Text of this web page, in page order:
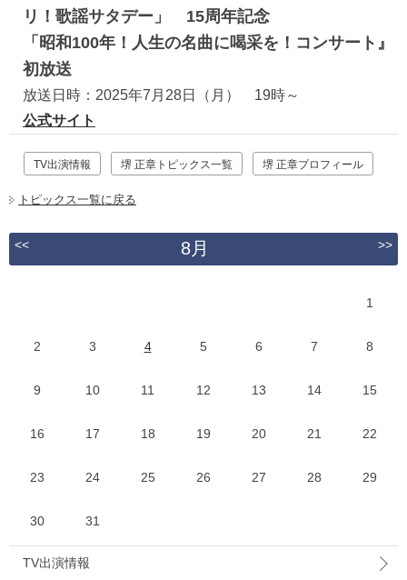
リ！歌謡サタデー」 15周年記念
「昭和100年！人生の名曲に喝采を！コンサート』
初放送
放送日時：2025年7月28日（月） 19時～
公式サイト
TV出演情報 堺 正章トピックス一覧 堺 正章プロフィール
トピックス一覧に戻る
<< 8月 >>
1
2 3 4 5 6 7 8
9 10 11 12 13 14 15
16 17 18 19 20 21 22
23 24 25 26 27 28 29
30 31
TV出演情報